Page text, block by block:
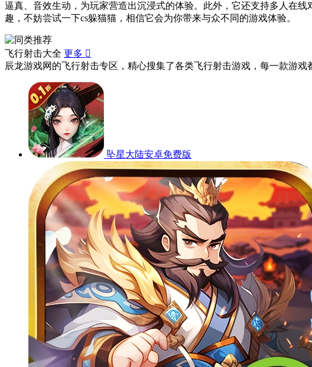
逼真、音效生动，为玩家营造出沉浸式的体验。此外，它还支持多人在
趣，不妨尝试一下cs躲猫猫，相信它会为你带来与众不同的游戏体验。
飞行射击大全 更多 
辰龙游戏网的飞行射击专区，精心搜集了各类飞行射击游戏，每一款游戏
坠星大陆安卓免费版